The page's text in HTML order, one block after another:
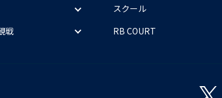
戦
スクール
RB COURT